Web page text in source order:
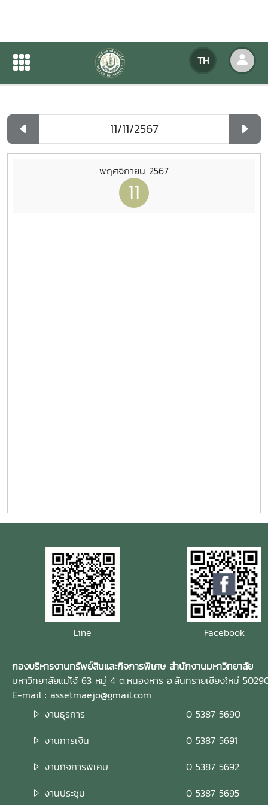
TH
ปฏิทินกิจกรรมของหน่วยงาน
ปฏิทินกิจกรรมของหน่วยงาน
พฤศจิกายน 2567
11
Line Facebook
กองบริหารงานทรัพย์สินและกิจการพิเศษ สำนักงานมหาวิทยาลัย
มหาวิทยาลัยแม่โจ้ 63 หมู่ 4 ต.หนองหาร อ.สันทรายเชียงใหม่
E-mail : assetmaejo@gmail.com
งานธุรการ
0 5387 5690
งานการเงิน
0 5387 5691
งานกิจการพิเศษ
0 5387 5692
งานประชุม
0 5387 5695